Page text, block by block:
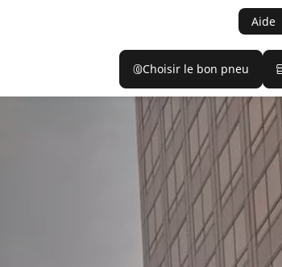
Aide
Choisir le bon pneu